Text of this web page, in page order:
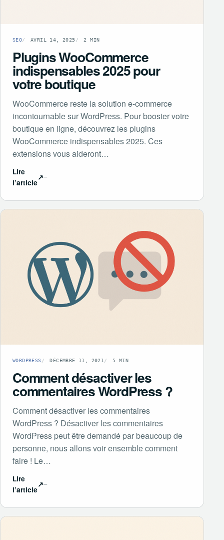
SEO AVRIL 14, 2025 2 MIN
Plugins WooCommerce
indispensables 2025 pour
votre boutique
WooCommerce reste la solution e-commerce
incontournable sur WordPress. Pour booster votre
boutique en ligne, découvrez les plugins
WooCommerce indispensables 2025. Ces
extensions vous aideront…
Lire
l’article
↗
WORDPRESS DÉCEMBRE 11, 2021 5 MIN
Comment désactiver les
commentaires WordPress ?
Comment désactiver les commentaires
WordPress ? Désactiver les commentaires
WordPress peut être demandé par beaucoup de
personne, nous allons voir ensemble comment
faire ! Le…
Lire
l’article
↗